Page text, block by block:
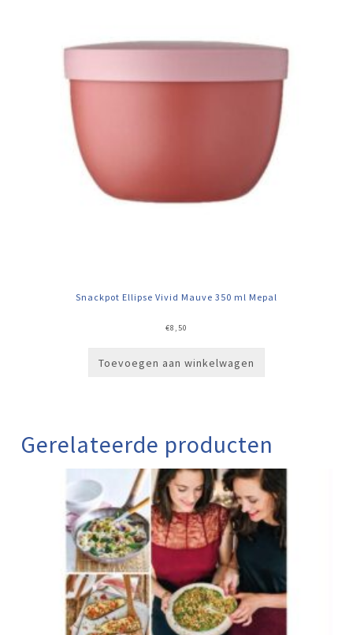
Snackpot Ellipse Vivid Mauve 350 ml Mepal
€8,50
Toevoegen aan winkelwagen
Gerelateerde producten